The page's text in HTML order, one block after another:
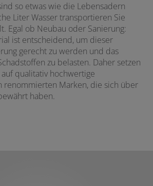
so etwas wie die Lebensadern
Liter Wasser transportieren Sie
Egal ob Neubau oder Sanierung:
ist entscheidend, um dieser
gerecht zu werden und das
zu belasten. Daher setzen
qualitativ hochwertige
renommierten Marken, die sich über
haben.